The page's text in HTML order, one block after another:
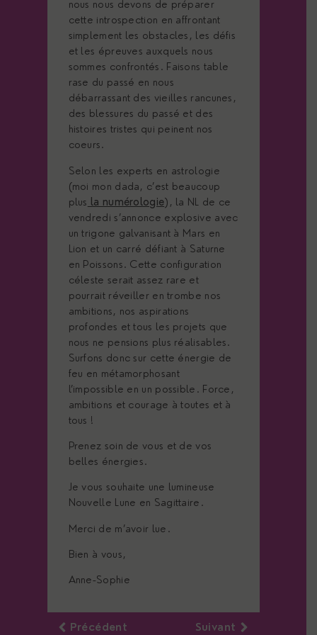
nous nous devons de préparer
cette introspection en affrontant
simplement les obstacles, les défis
et les épreuves auxquels nous
sommes confrontés. Faisons table
rase du passé en nous
débarrassant des vieilles rancunes,
des blessures du passé et des
histoires tristes qui peinent nos
coeurs.
Selon les experts en astrologie
(moi mon dada, c’est beaucoup
plus la numérologie), la NL de ce
vendredi s’annonce explosive avec
un trigone galvanisant à Mars en
Lion et un carré défiant à Saturne
en Poissons. Cette configuration
céleste serait assez rare et
pourrait réveiller en trombe nos
ambitions, nos aspirations
profondes et tous les projets que
nous ne pensions plus réalisables.
Surfons donc sur cette énergie de
feu en métamorphosant
l’impossible en un possible. Force,
ambitions et courage à toutes et à
tous !
Prenez soin de vous et de vos
belles énergies.
Je vous souhaite une lumineuse
Nouvelle Lune en Sagittaire.
Merci de m’avoir lue.
Bien à vous,
Anne-Sophie
Précédent Suivant